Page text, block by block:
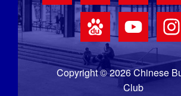
Copyright © 2026 Chinese
Club